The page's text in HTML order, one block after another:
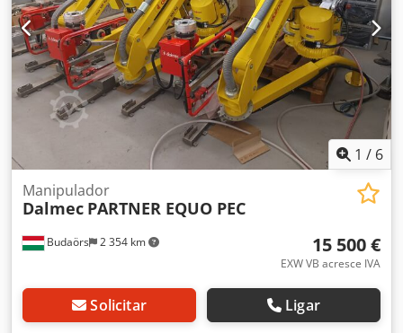
posição BALLUFF para movimento horizontal, tipo BTL6-
A110-M0450-A1-S115 - 2 balancers para movimento
vertical CP DESOUTTER, tipo 10 D, faixa de ajuste de 2 a 5
kg por balancer - Para suspensão sem peso de pequenos
aparelhos - Capacidade de carga ajustável por etapas -
Força de tração constante Dedpfxofgpfme Adkock Espaço
necessário L x P x A: 770 x 310 x 1200 mm Peso próprio: 19
kg Em bom estado
1 / 6
Budaörs 2 354 km
Manipulador
Dalmec PARTNER EQUO PEC
15 500 €
EXW VB acresce IVA
Solicitar Ligar